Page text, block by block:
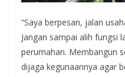
“Saya berpesan, jalan
Jangan sampai alih fungsi
perumahan. Membangun
dijaga kegunaannya agar